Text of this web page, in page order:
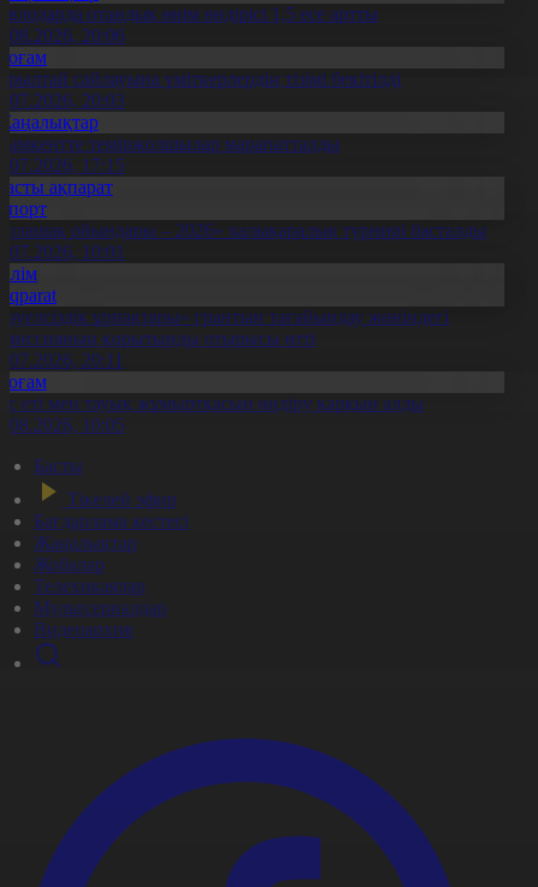
отандық өнім өндірісі 1,5 есе артты
20:06
сайлауына үміткерлердің тізімі бекітілді
20:03
теміржолшылар марапатталды
17:15
ақпарат
ойындары – 2026» халықаралық турнирі басталды
10:01
ұрпақтары» грантын тағайындау жөніндегі
қорытынды отырысы өтті
20:11
еті мен тауық жұмыртқасын өндіру қарқын алды
10:05
Басты
Тікелей эфир
Бағдарлама кестесі
Жаңалықтар
Жобалар
Телехикаялар
Мультсериалдар
Видеоархив